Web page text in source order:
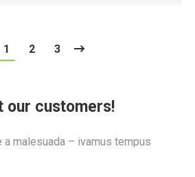
1 2 3
our customers!
a malesuada – ivamus tempus